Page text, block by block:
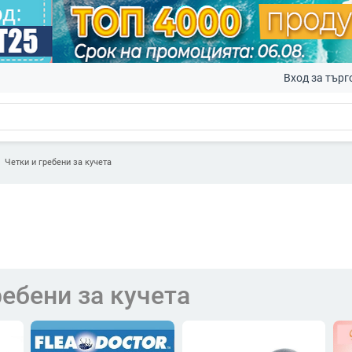
Вход за
Четки и гребени за кучета
за кучета